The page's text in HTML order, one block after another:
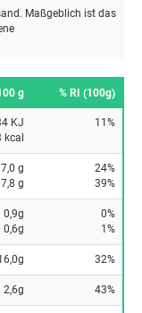
Maßgeblich ist das
g % RI (100g)
KJ
kcal
11%
g
7,8 g
24%
39%
0,9g
0,6g
0%
1%
32%
2,6g 43%